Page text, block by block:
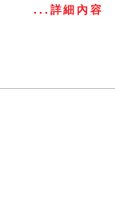
...詳細內容